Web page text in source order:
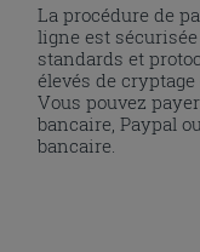
La procédure de
ligne est
standards et
élevés de cryptage
Vous pouvez
bancaire, Paypal
bancaire.